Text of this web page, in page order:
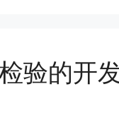
验的开